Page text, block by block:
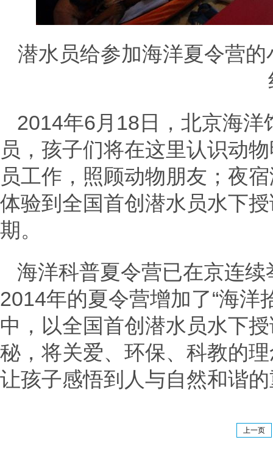
潜水员给参加海洋夏令营
2014年6月18日，北京海
员，孩子们将在这里认识动
员工作，照顾动物朋友；夜
体验到全国首创潜水员水下
期。
海洋科普夏令营已在京连
2014年的夏令营增加了“海洋
中，以全国首创潜水员水下
秘，将关爱、环保、科教的
让孩子感悟到人与自然和谐
上一页